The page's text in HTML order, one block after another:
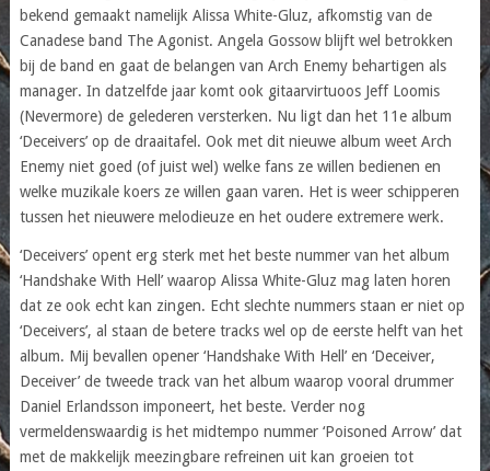
bekend gemaakt namelijk Alissa White-Gluz, afkomstig van de
Canadese band The Agonist. Angela Gossow blijft wel betrokken
bij de band en gaat de belangen van Arch Enemy behartigen als
manager. In datzelfde jaar komt ook gitaarvirtuoos Jeff Loomis
(Nevermore) de gelederen versterken. Nu ligt dan het 11e album
‘Deceivers’ op de draaitafel. Ook met dit nieuwe album weet Arch
Enemy niet goed (of juist wel) welke fans ze willen bedienen en
welke muzikale koers ze willen gaan varen. Het is weer schipperen
tussen het nieuwere melodieuze en het oudere extremere werk.
‘Deceivers’ opent erg sterk met het beste nummer van het album
‘Handshake With Hell’ waarop Alissa White-Gluz mag laten horen
dat ze ook echt kan zingen. Echt slechte nummers staan er niet op
‘Deceivers’, al staan de betere tracks wel op de eerste helft van het
album. Mij bevallen opener ‘Handshake With Hell’ en ‘Deceiver,
Deceiver’ de tweede track van het album waarop vooral drummer
Daniel Erlandsson imponeert, het beste. Verder nog
vermeldenswaardig is het midtempo nummer ‘Poisoned Arrow’ dat
met de makkelijk meezingbare refreinen uit kan groeien tot